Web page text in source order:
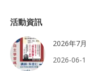
活動資訊
2026年7
2026-06-